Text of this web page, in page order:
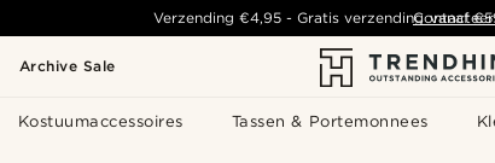
Archive Sale
Kostuumaccessoires Tassen & Portemonnees
Verzending €4,95 -Gratis verzending vanaf